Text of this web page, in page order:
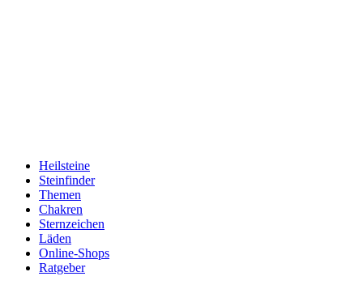
Heilsteine
Steinfinder
Themen
Chakren
Sternzeichen
Läden
Online-Shops
Ratgeber